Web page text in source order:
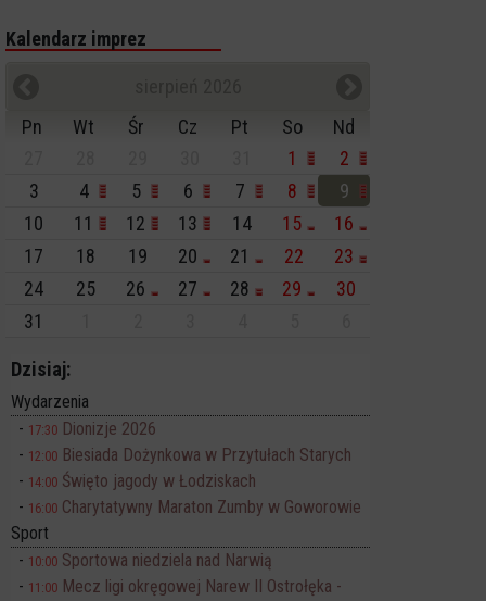
Kalendarz imprez
Pn
Wt Śr Cz Pt So
Nd
1
2
3
4 5 6 7 8
9
10
11 12 13 14 15
16
17
18 19 20 21 22
23
24
25 26 27 28 29
30
31
Dzisiaj:
Wydarzenia
17:30 Dionizje 2026
12:00 Biesiada Dożynkowa w Przytułach Starych
14:00 Święto jagody w Łodziskach
16:00 Charytatywny Maraton Zumby w Goworowie
Sport
10:00 Sportowa niedziela nad Narwią
11:00 Mecz ligi okręgowej Narew II Ostrołęka -